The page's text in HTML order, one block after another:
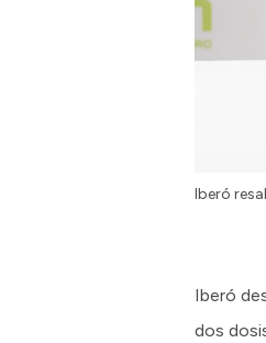
Iberó
Iberó
dos